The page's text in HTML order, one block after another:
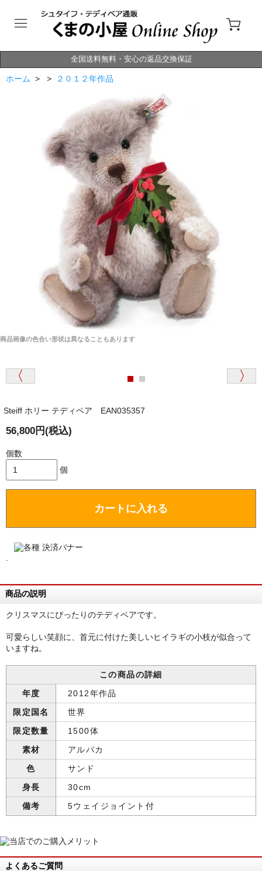
全国送料無料・安心の返品交換保証
ホーム > > ２０１２年作品
商品画像の色合い形状は異なることもあります
Steiff ホリー テディベア EAN035357
56,800円(税込)
個数
個
カートに入れる
商品の説明
クリスマスにぴったりのテディベアです。
可愛らしい笑顔に、首元に付けた美しいヒイラギの小枝が似合って
いますね。
この商品の詳細
年度
2012年作品
限定国名
世界
限定数量
1500体
素材
アルパカ
色
サンド
身長
30cm
備考
5ウェイジョイント付
よくあるご質問